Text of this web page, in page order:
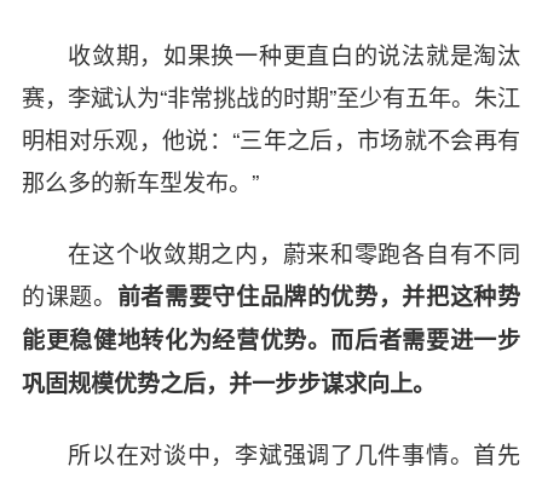
收敛期，如果换一种更直白的说法就是淘汰
赛，李斌认为“非常挑战的时期”至少有五年。朱江
明相对乐观，他说：“三年之后，市场就不会再有
那么多的新车型发布。”
在这个收敛期之内，蔚来和零跑各自有不同
的课题。 前者需要守住品牌的优势，并把这种势
能更稳健地转化为经营优势。而后者需要进一步
巩固规模优势之后，并一步步谋求向上。
所以在对谈中，李斌强调了几件事情。首先